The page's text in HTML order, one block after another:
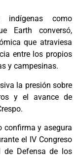
indígenas como
Earth conversó,
que atraviesa
entre los propios
y campesinas.
la presión sobre
y el avance de
confirma y asegura
el IV Congreso
de Defensa de los